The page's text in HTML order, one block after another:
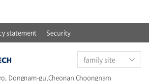
statement Security
Dongnam-gu,Cheonan Choongnam
family site